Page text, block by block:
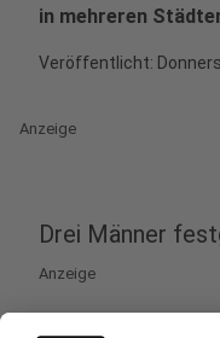
in mehreren
Veröffentlicht:
Anzeige
Drei Männer
Anzeige